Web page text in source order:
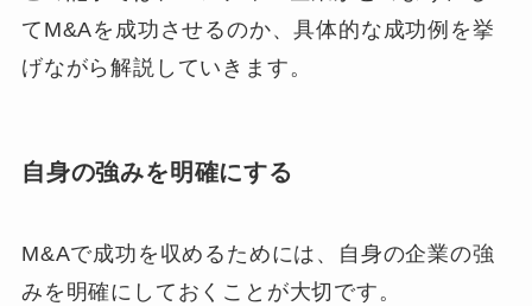
てM&Aを成功させるのか、具体的な成功例を挙
げながら解説していきます。
自身の強みを明確にする
M&Aで成功を収めるためには、自身の企業の強
みを明確にしておくことが大切です。